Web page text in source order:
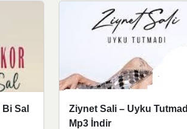
Sal
Ziynet Sali – Uyku
Mp3 İndir